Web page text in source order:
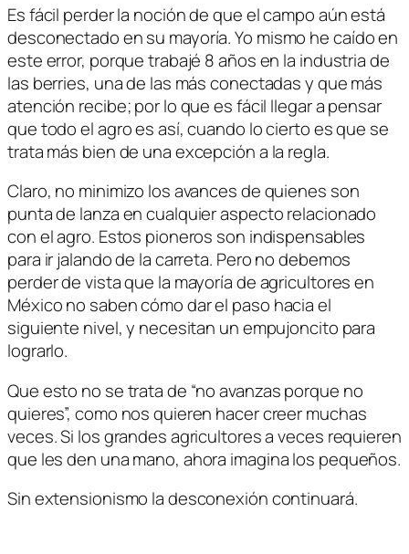
Es fácil perder la noción de que el campo aún está
desconectado en su mayoría. Yo mismo he caído en
este error, porque trabajé 8 años en la industria de
las berries, una de las más conectadas y que más
atención recibe; por lo que es fácil llegar a pensar
que todo el agro es así, cuando lo cierto es que se
trata más bien de una excepción a la regla.
Claro, no minimizo los avances de quienes son
punta de lanza en cualquier aspecto relacionado
con el agro. Estos pioneros son indispensables
para ir jalando de la carreta. Pero no debemos
perder de vista que la mayoría de agricultores en
México no saben cómo dar el paso hacia el
siguiente nivel, y necesitan un empujoncito para
lograrlo.
Que esto no se trata de “no avanzas porque no
quieres”, como nos quieren hacer creer muchas
veces. Si los grandes agricultores a veces requieren
que les den una mano, ahora imagina los pequeños.
Sin extensionismo la desconexión continuará.